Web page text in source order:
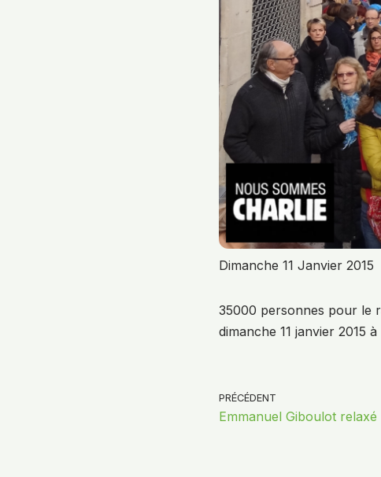
Dimanche 11 Janvier 2015
35000 personnes pour le
dimanche 11 janvier 2015 à
PRÉCÉDENT
Emmanuel Giboulot relaxé